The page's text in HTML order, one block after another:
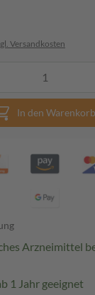
Versandkosten
In den Warenkorb
Arzneimittel
1 Jahr geeignet